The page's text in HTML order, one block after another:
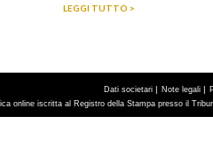
LEGGI TUTTO >
Dati societari | Note legali |
online iscritta al Registro della Stampa presso il